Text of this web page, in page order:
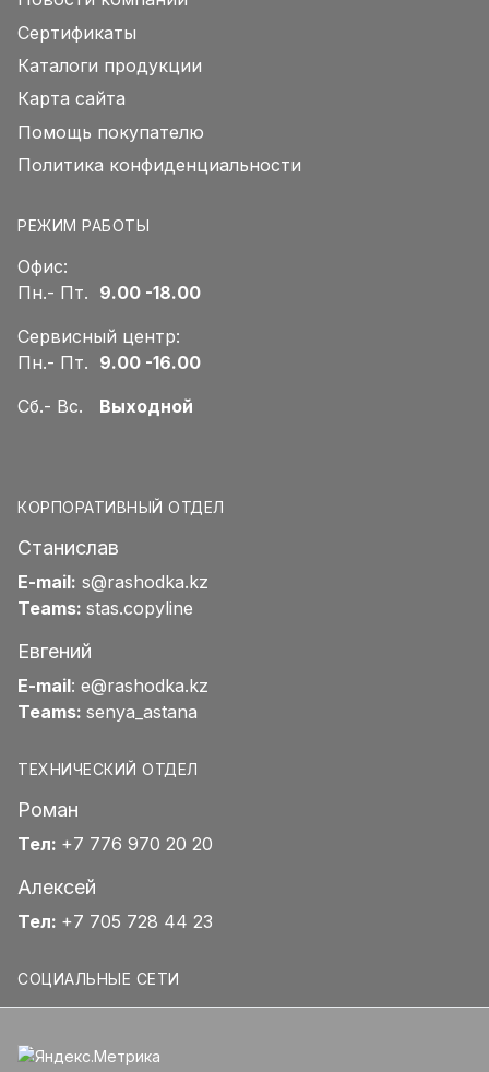
Сертификаты
Каталоги продукции
Карта сайта
Помощь покупателю
Политика конфиденциальности
РЕЖИМ РАБОТЫ
Офис:
Пн.- Пт. 9.00 -18.00
Сервисный центр:
Пн.- Пт. 9.00 -16.00
Сб.- Вс. Выходной
КОРПОРАТИВНЫЙ ОТДЕЛ
Станислав
E-mail: s@rashodka.kz
Teams: stas.copyline
Евгений
E-mail: e@rashodka.kz
Teams: senya_astana
ТЕХНИЧЕСКИЙ ОТДЕЛ
Роман
Тел: +7 776 970 20 20
Алексей
Тел: +7 705 728 44 23
СОЦИАЛЬНЫЕ СЕТИ